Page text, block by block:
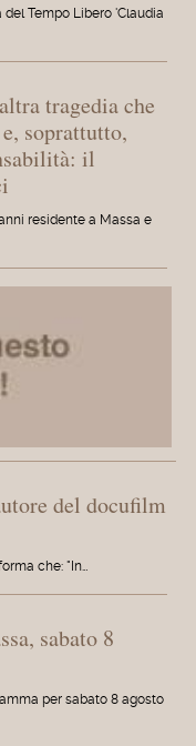
Tempo Libero 'Claudia
tragedia che
soprattutto,
il
residente a Massa e
del docufilm
che: "In…
sabato 8
per sabato 8 agosto